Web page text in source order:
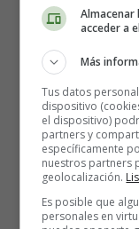
Casi para mí es
Casi llego, pero
Casi lo adivinas,
Casi me hago
Casi resucito,
Casi te lo digo,
Casi me faltó
acceder a
Más
Tus datos
dispositivo
el dispositivo)
partners y
específicamente
nuestros partners
geolocalización.
Es posible que
personales en